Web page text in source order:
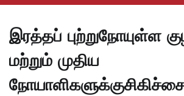
இரத்தப் புற்றுநோயுள்ள
மற்றும் முதிய